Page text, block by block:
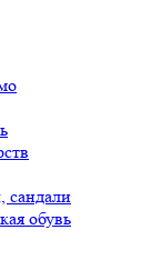
обувь